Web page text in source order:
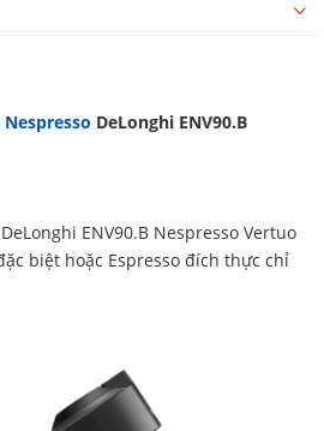
DeLonghi ENV90.B
ENV90.B Nespresso Vertuo
biệt hoặc Espresso đích thực chỉ